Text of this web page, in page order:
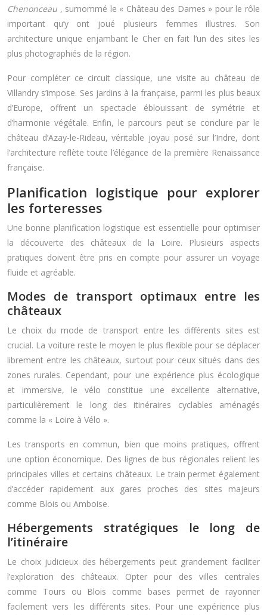
Chenonceau , surnommé le « Château des Dames » pour le rôle
important qu’y ont joué plusieurs femmes illustres. Son
architecture unique enjambant le Cher en fait l’un des sites les
plus photographiés de la région.
Pour compléter ce circuit classique, une visite au château de
Villandry s’impose. Ses jardins à la française, parmi les plus beaux
d’Europe, offrent un spectacle éblouissant de symétrie et
d’harmonie végétale. Enfin, le parcours peut se conclure par le
château d’Azay-le-Rideau, véritable joyau posé sur l’Indre, dont
l’architecture reflète toute l’élégance de la première Renaissance
française.
Planification logistique pour explorer
les forteresses
Une bonne planification logistique est essentielle pour optimiser
la découverte des châteaux de la Loire. Plusieurs aspects
pratiques doivent être pris en compte pour assurer un voyage
fluide et agréable.
Modes de transport optimaux entre les
châteaux
Le choix du mode de transport entre les différents sites est
crucial. La voiture reste le moyen le plus flexible pour se déplacer
librement entre les châteaux, surtout pour ceux situés dans des
zones rurales. Cependant, pour une expérience plus écologique
et immersive, le vélo constitue une excellente alternative,
particulièrement le long des itinéraires cyclables aménagés
comme la « Loire à Vélo ».
Les transports en commun, bien que moins pratiques, offrent
une option économique. Des lignes de bus régionales relient les
principales villes et certains châteaux. Le train permet également
d’accéder rapidement aux gares proches des sites majeurs
comme Blois ou Amboise.
Hébergements stratégiques le long de
l’itinéraire
Le choix judicieux des hébergements peut grandement faciliter
l’exploration des châteaux. Opter pour des villes centrales
comme Tours ou Blois comme bases permet de rayonner
facilement vers les différents sites. Pour une expérience plus